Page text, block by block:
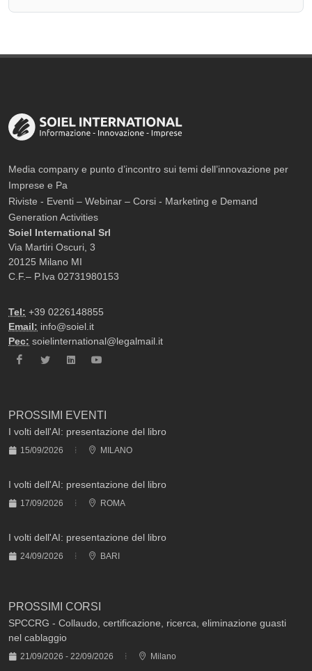
Media company e punto d’incontro sui temi dell’innovazione per
Imprese e Pa
Riviste - Eventi – Webinar – Corsi - Marketing e Demand
Generation Activities
Soiel International Srl
Via Martiri Oscuri, 3
20125 Milano MI
C.F.– P.Iva 02731980153
Tel: +39 0226148855
Email: info@soiel.it
Pec: soielinternational@legalmail.it
PROSSIMI EVENTI
I volti dell'AI: presentazione del libro
15/09/2026 MILANO
I volti dell'AI: presentazione del libro
17/09/2026 ROMA
I volti dell'AI: presentazione del libro
24/09/2026 BARI
PROSSIMI CORSI
SPCCRG - Collaudo, certificazione, ricerca, eliminazione guasti
nel cablaggio
21/09/2026 - 22/09/2026 Milano